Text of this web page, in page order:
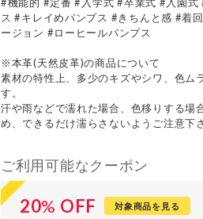
ス #キレイめパンプス #きちんと感 #着
ージョン #ローヒールパンプス
※本革(天然皮革)の商品について
素材の特性上、多少のキズやシワ、色ム
す。
汗や雨などで濡れた場合、色移りする場
め、できるだけ濡らさないようご注意下
ご利用可能なクーポン
20% OFF 対象商品を見る